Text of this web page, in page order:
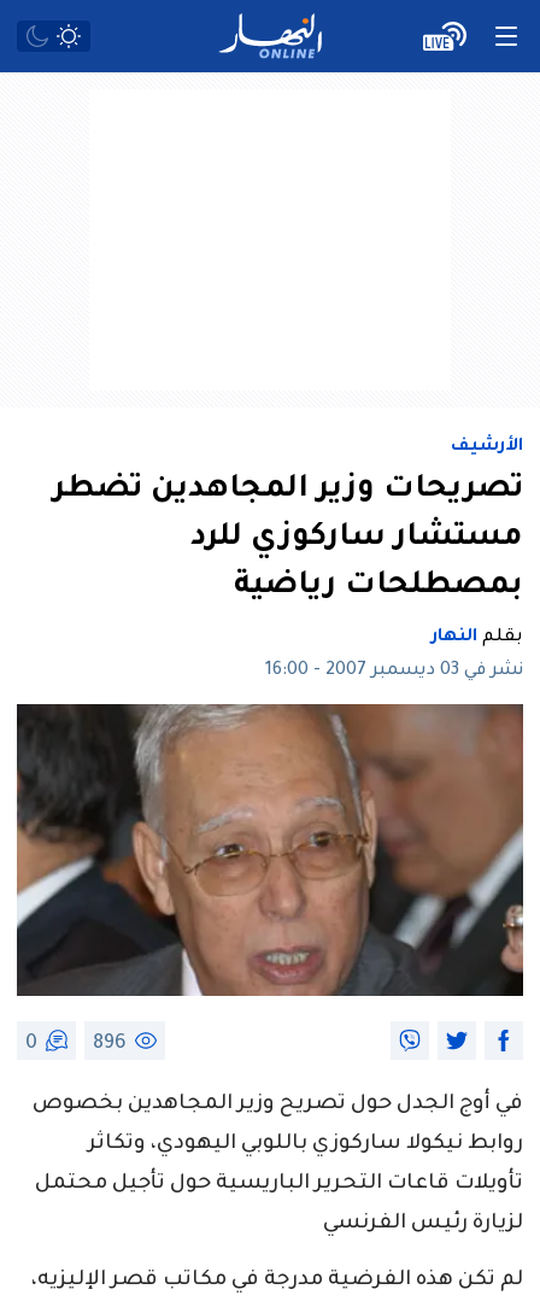
الأرشيف
تصريحات وزير المجاهدين تضطر
مستشار ساركوزي للرد
بمصطلحات رياضية
بقلم النهار
نشر في 03 ديسمبر 2007 - 16:00
896
0
في أوج الجدل حول تصريح وزير المجاهدين بخصوص
روابط نيكولا ساركوزي باللوبي اليهودي، وتكاثر
تأويلات قاعات التحرير الباريسية حول تأجيل محتمل
لزيارة رئيس الفرنسي
لم تكن هذه الفرضية مدرجة في مكاتب قصر الإليزيه،